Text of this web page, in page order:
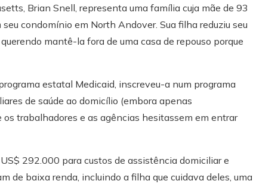
Brian Snell, representa uma família cuja mãe de 93
condomínio em North Andover. Sua filha reduziu seu
mantê-la fora de uma casa de repouso porque
estatal Medicaid, inscreveu-a num programa
de saúde ao domicílio (embora apenas
trabalhadores e as agências hesitassem em entrar
292.000 para custos de assistência domiciliar e
de baixa renda, incluindo a filha que cuidava deles, uma